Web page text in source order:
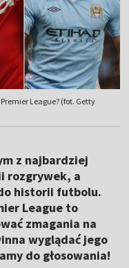
League? (fot. Getty
z najbardziej
rozgrywek, a
historii futbolu.
League to
zmagania na
wyglądać jego
do głosowania!